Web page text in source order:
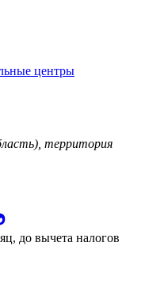
центры
территория
до вычета налогов